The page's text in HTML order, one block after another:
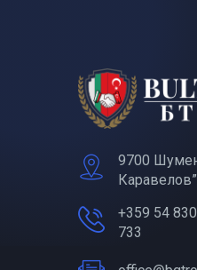
9700
+359 54
733